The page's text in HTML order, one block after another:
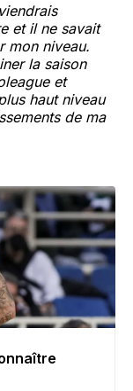
et il ne savait
mon niveau.
la saison
et
haut niveau
de ma